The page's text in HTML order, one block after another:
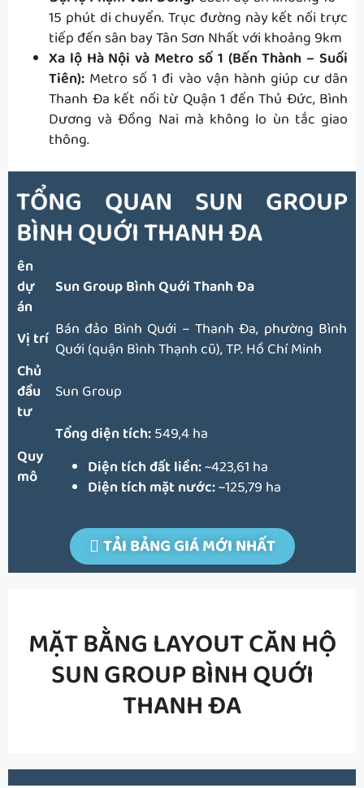
15 phút di chuyển. Trục đường này kết nối trực
tiếp đến sân bay Tân Sơn Nhất với khoảng 9km
Xa lộ Hà Nội và Metro số 1 (Bến Thành – Suối
Tiên): Metro số 1 đi vào vận hành giúp cư dân
Thanh Đa kết nối từ Quận 1 đến Thủ Đức, Bình
Dương và Đồng Nai mà không lo ùn tắc giao
thông.
TỔNG QUAN SUN GROUP
BÌNH QUỚI THANH ĐA
ên
dự
án
Sun Group Bình Quới Thanh Đa
Vị trí Bán đảo Bình Quới – Thanh Đa, phường Bình
Quới (quận Bình Thạnh cũ), TP. Hồ Chí Minh
Chủ
đầu
tư
Sun Group
Quy
mô
Tổng diện tích:549,4 ha
Diện tích đất liền:~423,61 ha
Diện tích mặt nước:~125,79 ha
TẢI BẢNG GIÁ MỚI NHẤT
MẶT BẰNG LAYOUT CĂN HỘ
SUN GROUP BÌNH QUỚI
THANH ĐA